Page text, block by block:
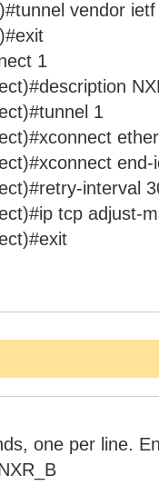
vendor ietf
1
1
end-
interval
tcp adjust-
one per line.